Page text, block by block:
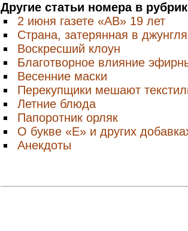
Другие статьи номера в
2 июня газете «АВ» 19 лет
Страна, затерянная в
Воскресший клоун
Благотворное влияние
Весенние маски
Перекупщики мешают
Летние блюда
Папоротник орляк
О букве «Е» и других
Анекдоты